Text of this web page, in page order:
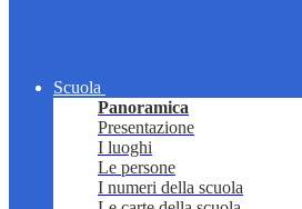
Scuola
Panoramica
Presentazione
I luoghi
Le persone
I numeri della scuola